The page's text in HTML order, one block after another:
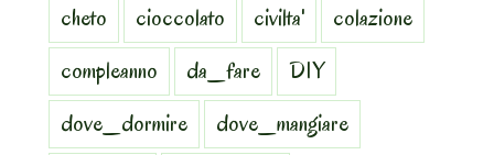
cheto
cioccolato civilta'
colazione
compleanno
da_fare
DIY
dove_dormire
dove_mangiare